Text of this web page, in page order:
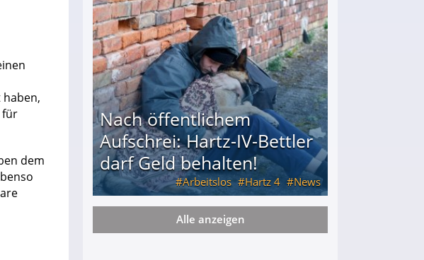
für
dem
Unbekannte entführten seine Hündin "Hanni"!
Nach öffentlichem
Aufschrei: Hartz-IV-Bettler
darf Geld behalten!
Arbeitslos Hartz 4 News
Hartz-IV-Bettler darf Geld behalten!
Alle anzeigen